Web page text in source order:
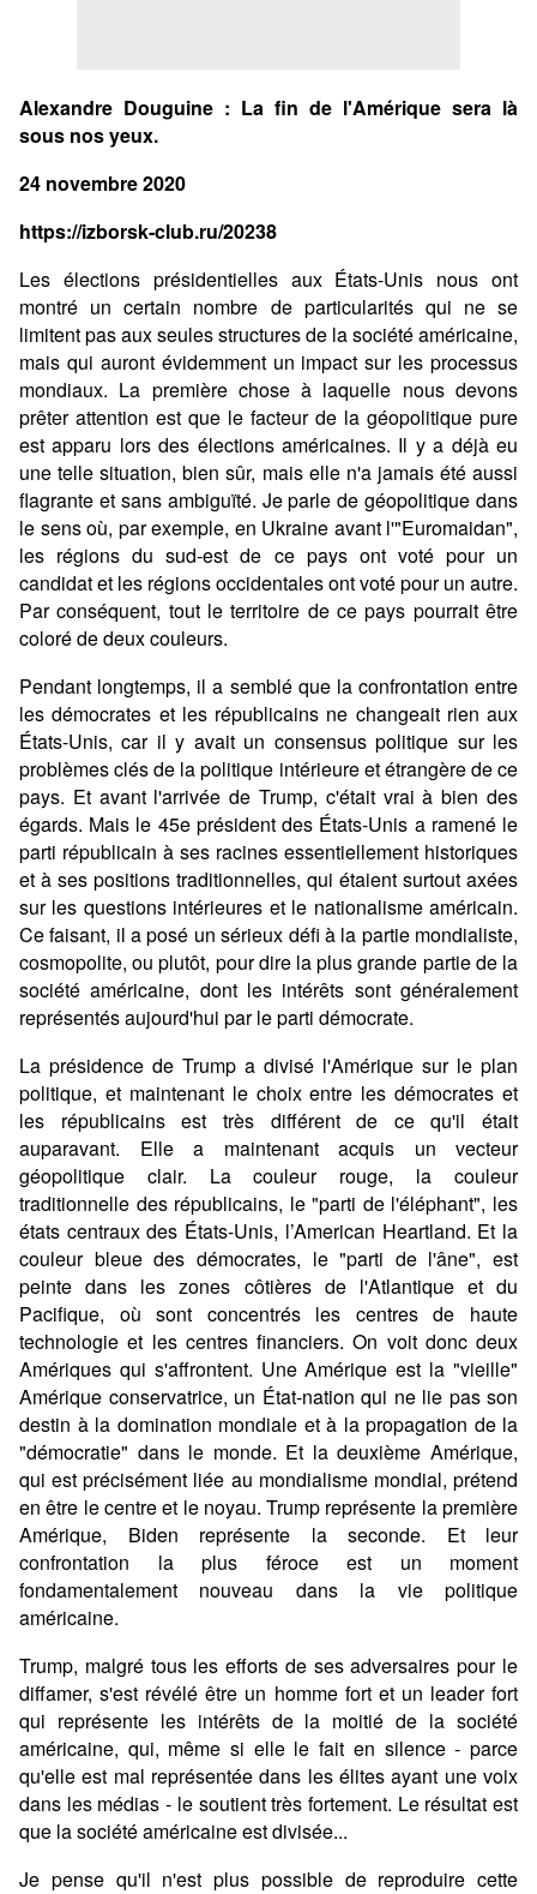
Alexandre Douguine : La fin de l'Amérique sera là
sous nos yeux.
24 novembre 2020
https://izborsk-club.ru/20238
Les élections présidentielles aux États-Unis nous ont
montré un certain nombre de particularités qui ne se
limitent pas aux seules structures de la société américaine,
mais qui auront évidemment un impact sur les processus
mondiaux. La première chose à laquelle nous devons
prêter attention est que le facteur de la géopolitique pure
est apparu lors des élections américaines. Il y a déjà eu
une telle situation, bien sûr, mais elle n'a jamais été aussi
flagrante et sans ambiguïté. Je parle de géopolitique dans
le sens où, par exemple, en Ukraine avant l'"Euromaidan",
les régions du sud-est de ce pays ont voté pour un
candidat et les régions occidentales ont voté pour un autre.
Par conséquent, tout le territoire de ce pays pourrait être
coloré de deux couleurs.
Pendant longtemps, il a semblé que la confrontation entre
les démocrates et les républicains ne changeait rien aux
États-Unis, car il y avait un consensus politique sur les
problèmes clés de la politique intérieure et étrangère de ce
pays. Et avant l'arrivée de Trump, c'était vrai à bien des
égards. Mais le 45e président des États-Unis a ramené le
parti républicain à ses racines essentiellement historiques
et à ses positions traditionnelles, qui étaient surtout axées
sur les questions intérieures et le nationalisme américain.
Ce faisant, il a posé un sérieux défi à la partie mondialiste,
cosmopolite, ou plutôt, pour dire la plus grande partie de la
société américaine, dont les intérêts sont généralement
représentés aujourd'hui par le parti démocrate.
La présidence de Trump a divisé l'Amérique sur le plan
politique, et maintenant le choix entre les démocrates et
les républicains est très différent de ce qu'il était
auparavant. Elle a maintenant acquis un vecteur
géopolitique clair. La couleur rouge, la couleur
traditionnelle des républicains, le "parti de l'éléphant", les
états centraux des États-Unis, l’American Heartland. Et la
couleur bleue des démocrates, le "parti de l'âne", est
peinte dans les zones côtières de l'Atlantique et du
Pacifique, où sont concentrés les centres de haute
technologie et les centres financiers. On voit donc deux
Amériques qui s'affrontent. Une Amérique est la "vieille"
Amérique conservatrice, un État-nation qui ne lie pas son
destin à la domination mondiale et à la propagation de la
"démocratie" dans le monde. Et la deuxième Amérique,
qui est précisément liée au mondialisme mondial, prétend
en être le centre et le noyau. Trump représente la première
Amérique, Biden représente la seconde. Et leur
confrontation la plus féroce est un moment
fondamentalement nouveau dans la vie politique
américaine.
Trump, malgré tous les efforts de ses adversaires pour le
diffamer, s'est révélé être un homme fort et un leader fort
qui représente les intérêts de la moitié de la société
américaine, qui, même si elle le fait en silence - parce
qu'elle est mal représentée dans les élites ayant une voix
dans les médias - le soutient très fortement. Le résultat est
que la société américaine est divisée...
Je pense qu'il n'est plus possible de reproduire cette